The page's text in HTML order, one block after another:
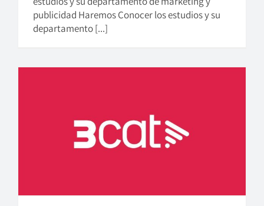
publicidad Haremos Conocer los estudios y su
departamento [...]